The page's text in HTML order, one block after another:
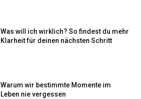
Was will ich wirklich? So findest du mehr
Klarheit für deinen nächsten Schritt
Warum wir bestimmte Momente im
Leben nie vergessen